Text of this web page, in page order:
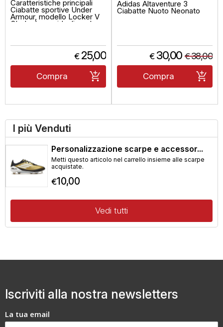
Caratteristiche principali
Ciabatte sportive Under
Armour, modello Locker V
SL da donna, ideali per l...
€ 25,00
Compra
Adidas Altaventure 3
Ciabatte Nuoto Neonato
€ 30,00 €38,00
Compra
I più Venduti
Personalizzazione scarpe e accessor...
Metti questo articolo nel carrello insieme alle scarpe
acquistate.
€10,00
Vedi tutti
Iscriviti alla nostra newsletters
La tua email